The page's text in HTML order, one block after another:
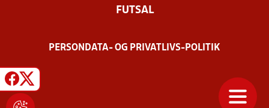
FUTSAL
PERSONDATA- OG PRIVATLIVS-POLITIK